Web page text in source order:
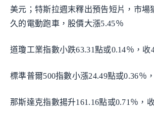
美元；特斯拉週末釋出預告短片，市場
久的電動跑車，股價大漲5.45％
道瓊工業指數小跌63.31點或0.14％，收
標準普爾500指數小漲24.49點或0.36％
那斯達克指數揚升161.16點或0.71％，